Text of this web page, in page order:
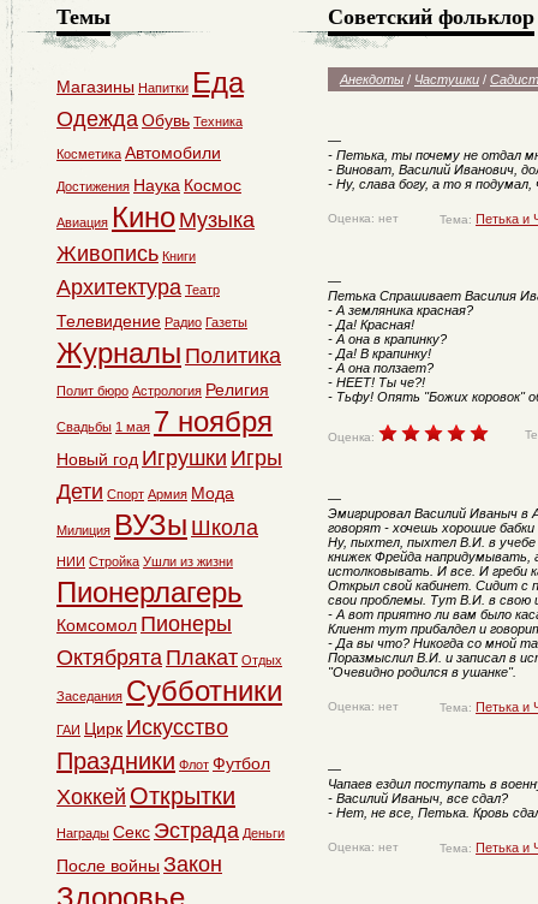
Советский фольклор
Анекдоты / Частушки /
—
- Петька, ты почему не отдал
- Виноват, Василий Иванович,
- Ну, слава богу, а то я
Оценка: нет Тема: Петька и
—
Петька Спрашивает Василия
- А земляника красная?
- Да! Красная!
- А она в крапинку?
- Да! В крапинку!
- А она ползает?
- НЕЕТ! Ты че?!
- Тьфу! Опять "Божих коровок"
Оценка:
—
Эмигрировал Василий Иваныч
говорят - хочешь хорошие бабки
Ну, пыхтел, пыхтел В.И. в учебе
книжек Фрейда
истолковывать. И все. И греби
Открыл свой кабинет. Сидит с
свои проблемы. Тут В.И. в свою
- А вот приятно ли вам было
Клиент тут прибалдел и
- Да вы что? Никогда со мной
Поразмыслил В.И. и записал в
"Очевидно родился в ушанке".
Оценка: нет Тема: Петька и
—
Чапаев ездил поступать в
- Василий Иваныч, все сдал?
- Нет, не все, Петька. Кровь
Оценка: нет Тема: Петька и
Темы
Магазины Напитки Еда
ОдеждаОбувь Техника
Косметика Автомобили
Достижения Наука Космос
Авиация Кино Музыка
Живопись Книги
Архитектура Театр
Телевидение Радио Газеты
Журналы Политика
Полит бюро Астрология Религия
Свадьбы 1 мая 7 ноября
Новый год Игрушки Игры
Дети Спорт Армия Мода
Милиция ВУЗы Школа
НИИ Стройка Ушли из жизни
Пионерлагерь
Комсомол Пионеры
Октябрята Плакат Отдых
Заседания Субботники
ГАИ Цирк Искусство
Праздники Флот Футбол
Хоккей Открытки
Награды Секс Эстрада Деньги
После войны Закон
Здоровье